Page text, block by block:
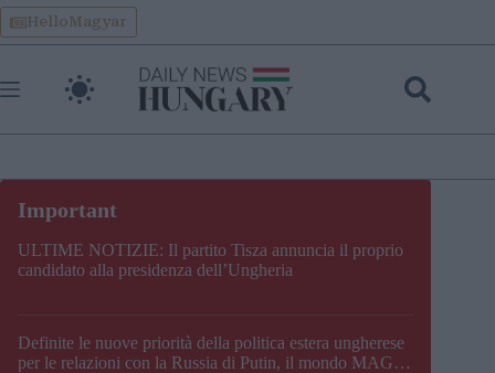
Skip
to
content
HelloMagyar
ULTIME NOTIZIE: Il partito Tisza annuncia il proprio
candidato alla presidenza dell’Ungheria
Definite le nuove priorità della politica estera ungherese
per le relazioni con la Russia di Putin, il mondo MAGA,